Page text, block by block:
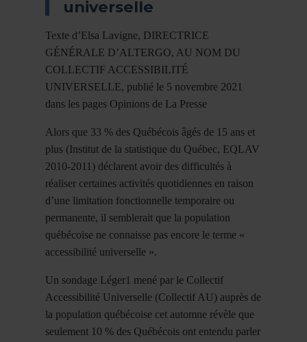
universelle
Texte d’Elsa Lavigne, DIRECTRICE
GÉNÉRALE D’ALTERGO, AU NOM DU
COLLECTIF ACCESSIBILITÉ
UNIVERSELLE, publié le 5 novembre 2021
dans les pages Opinions de La Presse
Alors que 33 % des Québécois âgés de 15 ans et
plus (Institut de la statistique du Québec, EQLAV
2010-2011) déclarent avoir des difficultés à
réaliser certaines activités quotidiennes en raison
d’une limitation fonctionnelle temporaire ou
permanente, il semblerait que la population
québécoise ne connaisse pas encore le terme «
accessibilité universelle ».
Un sondage Léger1 mené par le Collectif
Accessibilité Universelle (Collectif AU) auprès de
la population québécoise cet automne révèle que
seulement 10 % des Québécois ont entendu parler